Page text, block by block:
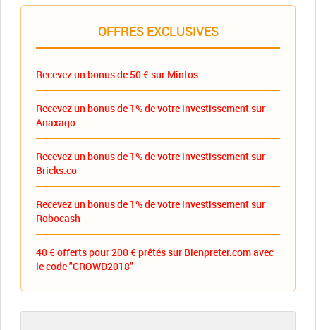
OFFRES EXCLUSIVES
Recevez un bonus de 50 € sur Mintos
Recevez un bonus de 1% de votre investissement sur
Anaxago
Recevez un bonus de 1% de votre investissement sur
Bricks.co
Recevez un bonus de 1% de votre investissement sur
Robocash
40 € offerts pour 200 € prêtés sur Bienpreter.com avec
le code "CROWD2018"